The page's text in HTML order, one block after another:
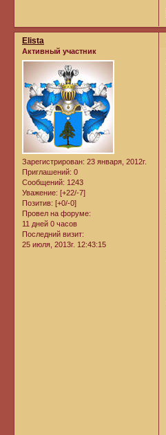
Elista
Активный участник
Зарегистрирован: 23 января, 2012г.
Приглашений: 0
Сообщений: 1243
Уважение: [+22/-7]
Позитив: [+0/-0]
Провел на форуме:
11 дней 0 часов
Последний визит:
25 июля, 2013г. 12:43:15